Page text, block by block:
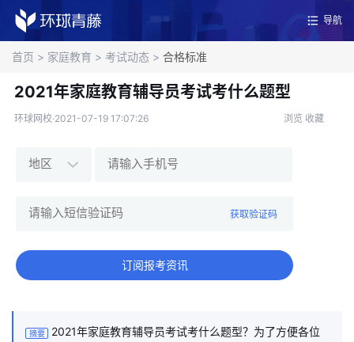
导航
首页 > 家庭教育 > 考试动态 > 合格标准
2021年家庭教育辅导员考试考什么题型
环球网校·2021-07-19 17:07:26 浏览 收藏
获取验证码
订阅报考资讯
摘要
2021年家庭教育辅导员考试考什么题型？为了方便各位